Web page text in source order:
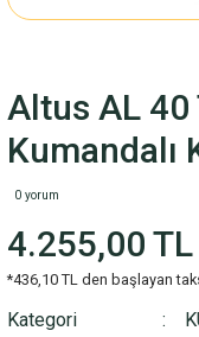
Altus AL 40
Kumandalı
0 yorum
4.255,00 TL
*436,10 TL den başlayan
Kategori